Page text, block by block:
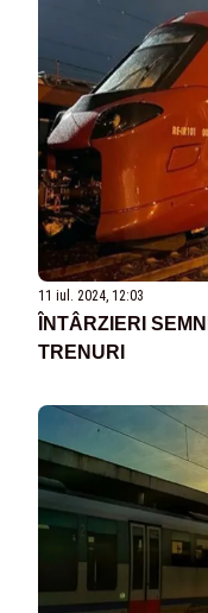
11 iul. 2024, 12:03
ÎNTÂRZIERI
TRENURI